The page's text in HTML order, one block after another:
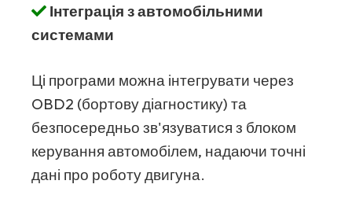
Інтеграція з автомобільними
системами
Ці програми можна інтегрувати через
OBD2 (бортову діагностику) та
безпосередньо зв'язуватися з блоком
керування автомобілем, надаючи точні
дані про роботу двигуна.